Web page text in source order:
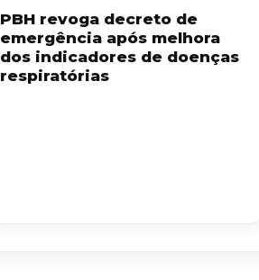
PBH revoga decreto de
emergência após melhora
dos indicadores de doenças
respiratórias